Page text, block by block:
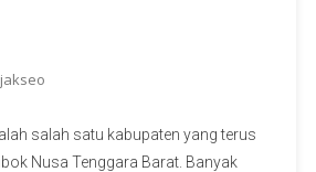
salah satu kabupaten yang terus
Nusa Tenggara Barat. Banyak